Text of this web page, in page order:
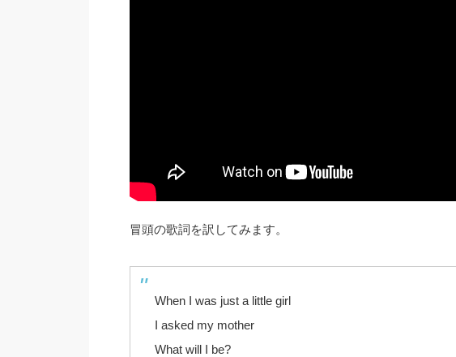
冒頭の歌詞を訳してみます。
When I was just a little girl
I asked my mother
What will I be?